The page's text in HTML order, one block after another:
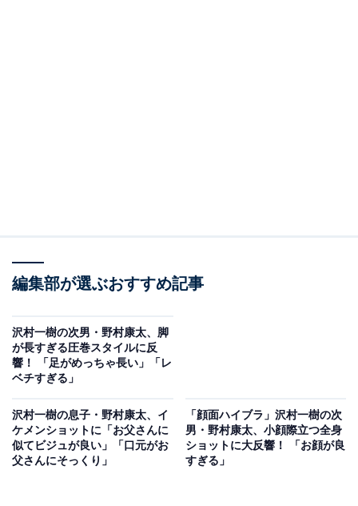
編集部が選ぶおすすめ記事
沢村一樹の次男・野村康太、脚
が長すぎる圧巻スタイルに反
響！ 「足がめっちゃ長い」「レ
ベチすぎる」
沢村一樹の息子・野村康太、イ
ケメンショットに「お父さんに
似てビジュが良い」「口元がお
父さんにそっくり」
「顔面ハイブラ」沢村一樹の次
男・野村康太、小顔際立つ全身
ショットに大反響！ 「お顔が良
すぎる」